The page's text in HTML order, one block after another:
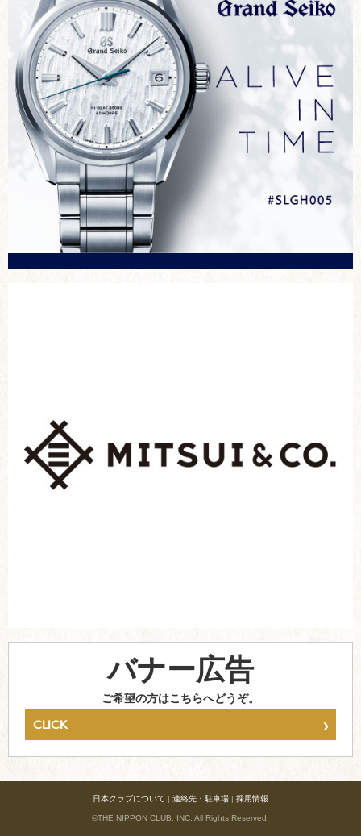
バナー広告
ご希望の方はこちらへどうぞ。
CLICK ›
日本クラブについて | 連絡先・駐車場 | 採用情報
©THE NIPPON CLUB, INC. All Rights Reserved.